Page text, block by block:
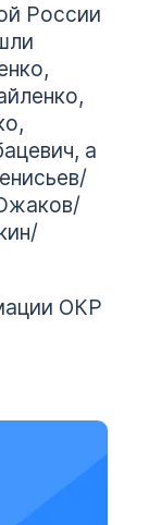
России
а
ОКР